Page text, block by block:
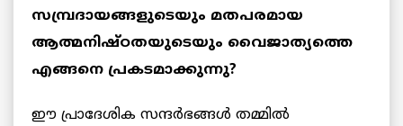
സമ്പ്രദായങ്ങളുടെയും മതപരമായ
ആത്മനിഷ്ഠതയുടെയും വൈജാത്യത്തെ
എങ്ങനെ പ്രകടമാക്കുന്നു?
ഈ പ്രാദേശിക സന്ദർഭങ്ങൾ തമ്മിൽ